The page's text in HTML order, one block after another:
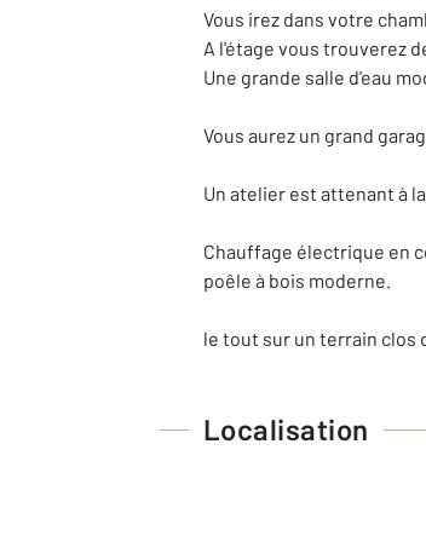
Vous irez dans votre
A l'étage vous trouverez
Une grande salle d'eau
Vous aurez un grand
Un atelier est attenant à
Chauffage électrique en
poêle à bois moderne.
le tout sur un terrain clos
Localisation